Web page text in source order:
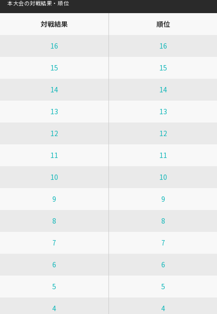
本大会の対戦結果・順位
対戦結果 順位
16 16
15 15
14 14
13 13
12 12
11 11
10 10
9 9
8 8
7 7
6 6
5 5
4 4